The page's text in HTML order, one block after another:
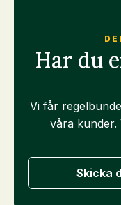
Har du
Vi får
våra kunder.
Skicka